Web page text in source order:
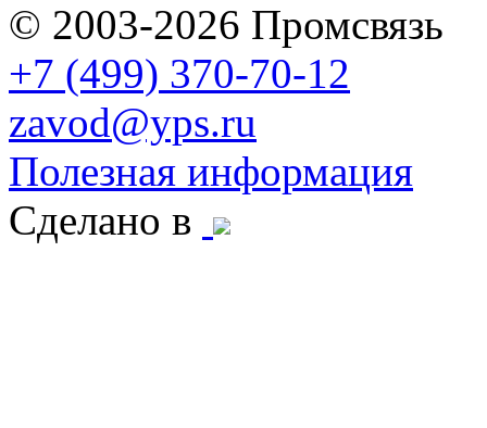
© 2003-2026 Промсвязь
+7 (499) 370-70-12
zavod@yps.ru
Полезная информация
Сделано в